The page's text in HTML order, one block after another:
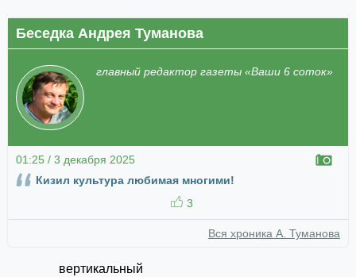
Беседка Андрея Туманова
главный редактор газеты «Ваши 6 соток»
01:25 / 3 декабря 2025
Кизил культура любимая многими!
3
Вся хроника А. Туманова
вертикальный